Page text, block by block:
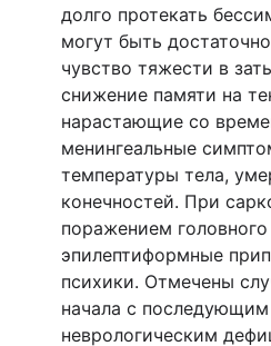
долго протекать
могут быть
чувство тяжести в
снижение памяти на
нарастающие со
менингеальные
температуры тела,
конечностей. При
поражением
эпилептиформные
психики. Отмечены
начала с
неврологическим